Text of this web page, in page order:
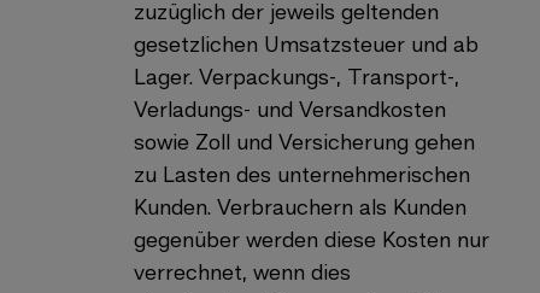
zuzüglich der jeweils geltenden
gesetzlichen Umsatzsteuer und ab
Lager. Verpackungs-, Transport-,
Verladungs- und Versandkosten
sowie Zoll und Versicherung gehen
zu Lasten des unternehmerischen
Kunden.Verbrauchern als Kunden
gegenüber werden diese Kosten nur
verrechnet, wenn dies